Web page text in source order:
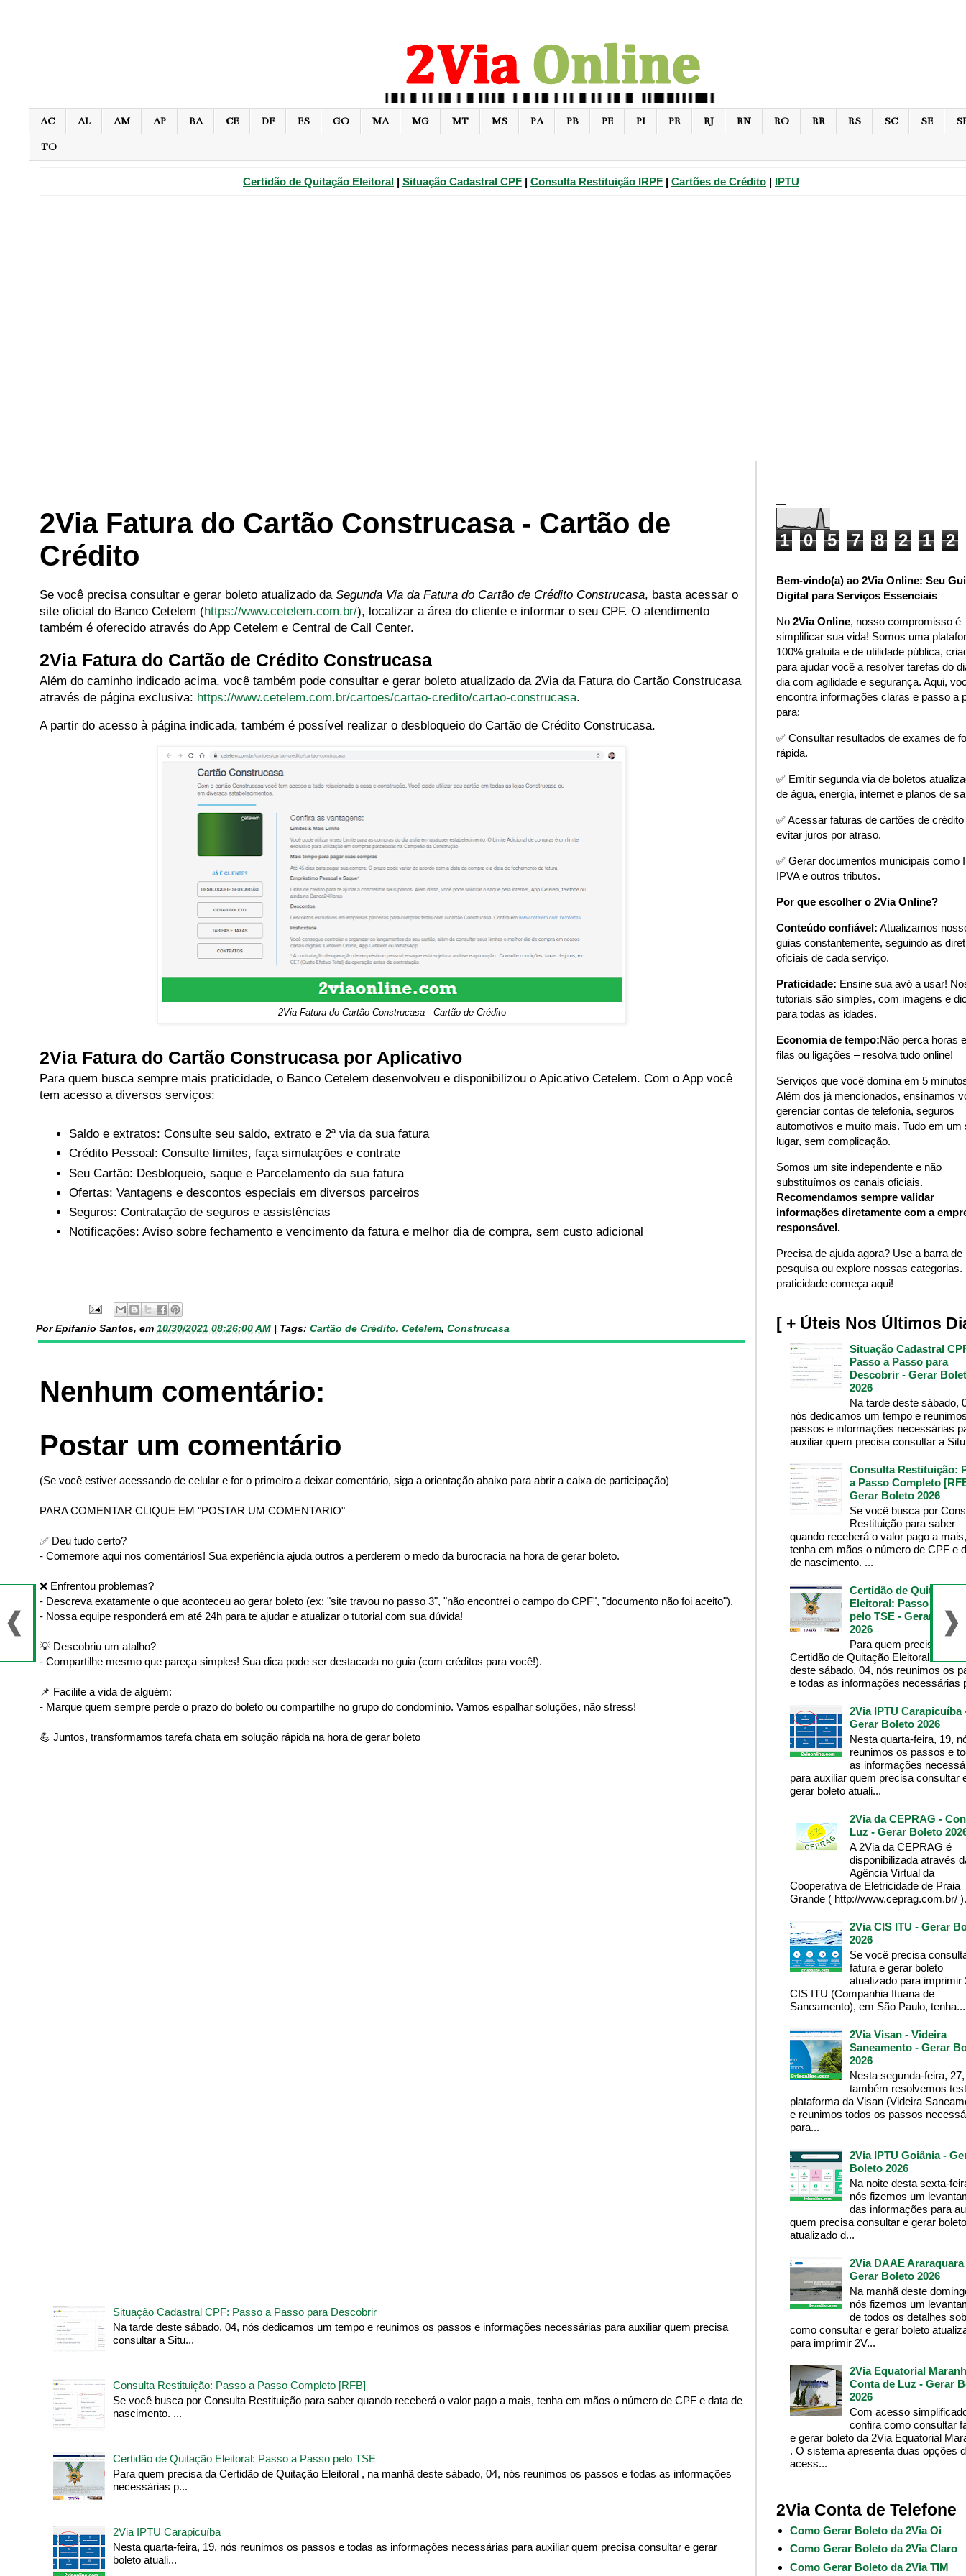
AC AL AM AP BA CE DF ES GO MA MG MT MS PA PB PE PI PR RJ RN RO RR RS SC SE
TO
Certidão de Quitação Eleitoral | Situação Cadastral CPF | Consulta Restituição IRPF | Cartões de Crédito | IPTU
2Via Fatura do Cartão Construcasa - Cartão de
Crédito
Se você precisa consultar e gerar boleto atualizado da Segunda Via da Fatura do Cartão de Crédito Construcasa, basta acessar o
site oficial do Banco Cetelem (https://www.cetelem.com.br/), localizar a área do cliente e informar o seu CPF. O atendimento
também é oferecido através do App Cetelem e Central de Call Center.
2Via Fatura do Cartão de Crédito Construcasa
Além do caminho indicado acima, você também pode consultar e gerar boleto atualizado da 2Via da Fatura do Cartão Construcasa
através de página exclusiva: https://www.cetelem.com.br/cartoes/cartao-credito/cartao-construcasa.
A partir do acesso à página indicada, também é possível realizar o desbloqueio do Cartão de Crédito Construcasa.
2Via Fatura do Cartão Construcasa - Cartão de Crédito
2Via Fatura do Cartão Construcasa por Aplicativo
Para quem busca sempre mais praticidade, o Banco Cetelem desenvolveu e disponibilizou o Apicativo Cetelem. Com o App você
tem acesso a diversos serviços:
Saldo e extratos: Consulte seu saldo, extrato e 2ª via da sua fatura
Crédito Pessoal: Consulte limites, faça simulações e contrate
Seu Cartão: Desbloqueio, saque e Parcelamento da sua fatura
Ofertas: Vantagens e descontos especiais em diversos parceiros
Seguros: Contratação de seguros e assistências
Notificações: Aviso sobre fechamento e vencimento da fatura e melhor dia de compra, sem custo adicional
Por Epifanio Santos, em 10/30/2021 08:26:00 AM Tags: Cartão de Crédito, Cetelem, Construcasa
Nenhum comentário:
Postar um comentário
(Se você estiver acessando de celular e for o primeiro a deixar comentário, siga a orientação abaixo para abrir a caixa de participação)
PARA COMENTAR CLIQUE EM "POSTAR UM COMENTARIO"
✅ Deu tudo certo?
- Comemore aqui nos comentários! Sua experiência ajuda outros a perderem o medo da burocracia na hora de gerar boleto.
❌ Enfrentou problemas?
- Descreva exatamente o que aconteceu ao gerar boleto (ex: "site travou no passo 3", "não encontrei o campo do CPF", "documento não foi aceito").
- Nossa equipe responderá em até 24h para te ajudar e atualizar o tutorial com sua dúvida!
💡 Descobriu um atalho?
- Compartilhe mesmo que pareça simples! Sua dica pode ser destacada no guia (com créditos para você!).
📌 Facilite a vida de alguém:
- Marque quem sempre perde o prazo do boleto ou compartilhe no grupo do condomínio. Vamos espalhar soluções, não stress!
💪 Juntos, transformamos tarefa chata em solução rápida na hora de gerar boleto
Situação Cadastral CPF: Passo a Passo para Descobrir
Na tarde deste sábado, 04, nós dedicamos um tempo e reunimos os passos e informações necessárias para auxiliar quem precisa
consultar a Situ...
Consulta Restituição: Passo a Passo Completo [RFB]
Se você busca por Consulta Restituição para saber quando receberá o valor pago a mais, tenha em mãos o número de CPF e data de
nascimento. ...
Certidão de Quitação Eleitoral: Passo a Passo pelo TSE
Para quem precisa da Certidão de Quitação Eleitoral , na manhã deste sábado, 04, nós reunimos os passos e todas as informações
necessárias p...
2Via IPTU Carapicuíba
Nesta quarta-feira, 19, nós reunimos os passos e todas as informações necessárias para auxiliar quem precisa consultar e gerar
boleto atuali...
1 0 5 7 8 2 1 2
Bem-vindo(a) ao 2Via Online: Seu
Digital para Serviços Essenciais
No 2Via Online, nosso compromisso é
simplificar sua vida! Somos uma
100% gratuita e de utilidade pública,
para ajudar você a resolver tarefas do
dia com agilidade e segurança. Aqui,
encontra informações claras e passo a
para:
✅ Consultar resultados de exames de
rápida.
✅ Emitir segunda via de boletos
de água, energia, internet e planos de
✅ Acessar faturas de cartões de crédito
evitar juros por atraso.
✅ Gerar documentos municipais como
IPVA e outros tributos.
Por que escolher o 2Via Online?
Conteúdo confiável: Atualizamos
guias constantemente, seguindo as
oficiais de cada serviço.
Praticidade: Ensine sua avó a usar!
tutoriais são simples, com imagens e
para todas as idades.
Economia de tempo:Não perca horas
filas ou ligações – resolva tudo online!
Serviços que você domina em 5
Além dos já mencionados, ensinamos
gerenciar contas de telefonia, seguros
automotivos e muito mais. Tudo em um
lugar, sem complicação.
Somos um site independente e não
substituímos os canais oficiais.
Recomendamos sempre validar
informações diretamente com a
responsável.
Precisa de ajuda agora? Use a barra de
pesquisa ou explore nossas categorias.
praticidade começa aqui!
[ + Úteis Nos Últimos
Situação Cadastral
Passo a Passo para
Descobrir - Gerar
2026
Na tarde deste sábado,
nós dedicamos um tempo e
passos e informações necessárias
auxiliar quem precisa consultar a
Consulta Restituição:
a Passo Completo
Gerar Boleto 2026
Se você busca por
Restituição para saber
quando receberá o valor pago a mais,
tenha em mãos o número de CPF e
de nascimento. ...
Certidão de Quitação
Eleitoral: Passo a
pelo TSE - Gerar
2026
Para quem precisa da
Certidão de Quitação Eleitoral , na
deste sábado, 04, nós reunimos os
e todas as informações necessárias
2Via IPTU Carapicuíba
Gerar Boleto 2026
Nesta quarta-feira, 19,
reunimos os passos e
as informações
para auxiliar quem precisa consultar
gerar boleto atuali...
2Via da CEPRAG -
Luz - Gerar Boleto
A 2Via da CEPRAG é
disponibilizada através
Agência Virtual da
Cooperativa de Eletricidade de Praia
Grande ( http://www.ceprag.com.br/
2Via CIS ITU - Gerar
2026
Se você precisa
fatura e gerar boleto
atualizado para imprimir
CIS ITU (Companhia Ituana de
Saneamento), em São Paulo, tenha...
2Via Visan - Videira
Saneamento - Gerar
2026
Nesta segunda-feira,
também resolvemos
plataforma da Visan (Videira
e reunimos todos os passos
para...
2Via IPTU Goiânia -
Boleto 2026
Na noite desta sexta-
nós fizemos um
das informações para
quem precisa consultar e gerar boleto
atualizado d...
2Via DAAE Araraquara
Gerar Boleto 2026
Na manhã deste
nós fizemos um
de todos os detalhes
como consultar e gerar boleto
para imprimir 2V...
2Via Equatorial
Conta de Luz - Gerar
2026
Com acesso
confira como consultar
e gerar boleto da 2Via Equatorial
. O sistema apresenta duas opções
acess...
2Via Conta de Telefone
Como Gerar Boleto da 2Via Oi
Como Gerar Boleto da 2Via Claro
Como Gerar Boleto da 2Via TIM